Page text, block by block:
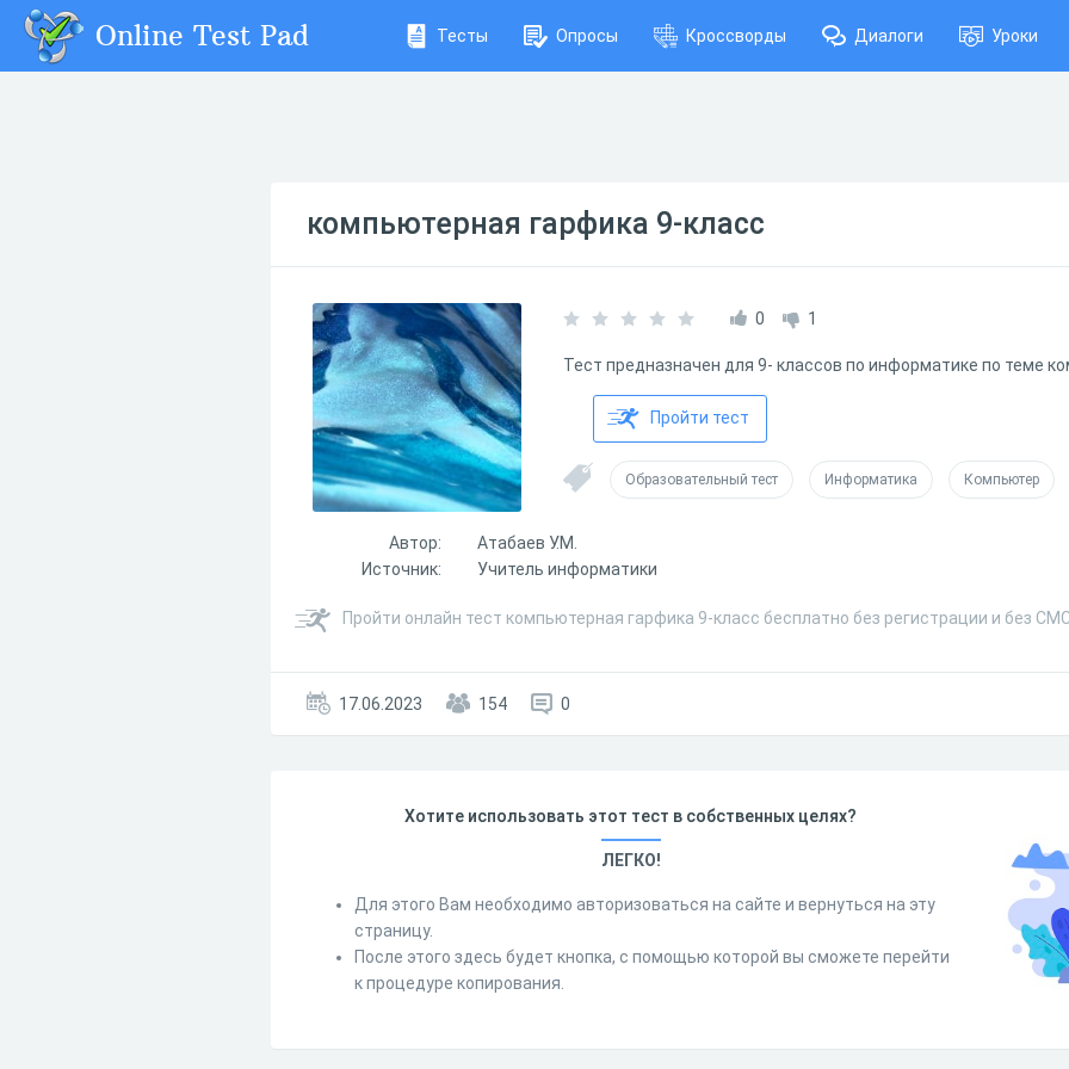
Online Test Pad Тесты Опросы Кроссворды Диалоги Уроки
компьютерная гарфика 9-класс
0 1
Тест предназначен для 9- классов по информатике по теме
Пройти тест
Образовательный тест Информатика Компьютер
Автор:
Атабаев У.М.
Источник:
Учитель информатики
Пройти онлайн тест компьютерная гарфика 9-класс бесплатно без регистрации и без
17.06.2023 154 0
Хотите использовать этот тест в собственных целях?
ЛЕГКО!
Для этого Вам необходимо авторизоваться на сайте и вернуться на эту
страницу.
После этого здесь будет кнопка, с помощью которой вы сможете перейти
к процедуре копирования.